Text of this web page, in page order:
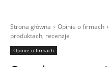
Strona główna Opinie o firmach
produktach, recenzje
Opinie o firmach